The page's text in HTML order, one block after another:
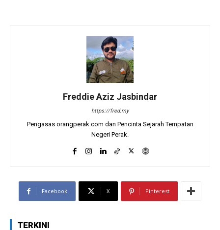
Freddie Aziz Jasbindar
https://fred.my
Pengasas orangperak.com dan Pencinta Sejarah Tempatan
Negeri Perak.
Facebook X Pinterest
TERKINI